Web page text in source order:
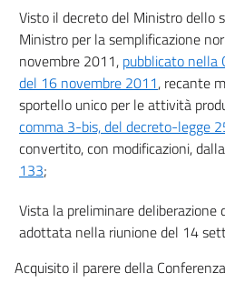
Visto il decreto del Ministro dello
Ministro per la semplificazione
novembre 2011, pubblicato nella
del 16 novembre 2011, recante
sportello unico per le attività
comma 3-bis, del decreto-legge
convertito, con modificazioni, dalla
133;
Vista la preliminare deliberazione
adottata nella riunione del 14
Acquisito il parere della